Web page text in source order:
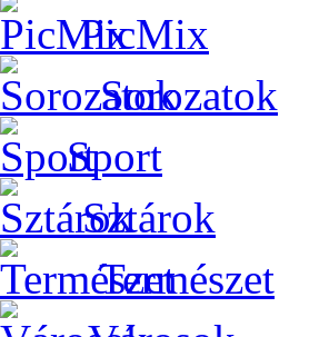
PicMix
Sorozatok
Sport
Sztárok
Természet